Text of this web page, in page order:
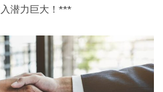
潜力巨大！***